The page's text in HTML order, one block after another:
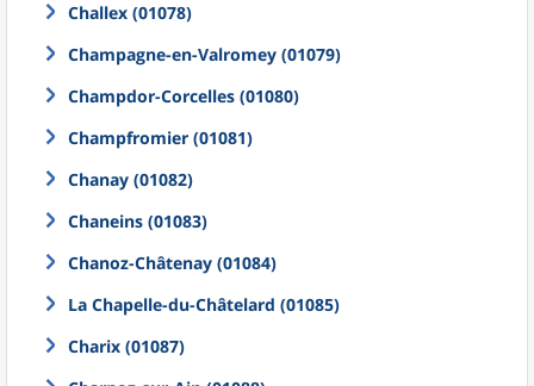
Challex (01078)
Champagne-en-Valromey (01079)
Champdor-Corcelles (01080)
Champfromier (01081)
Chanay (01082)
Chaneins (01083)
Chanoz-Châtenay (01084)
La Chapelle-du-Châtelard (01085)
Charix (01087)